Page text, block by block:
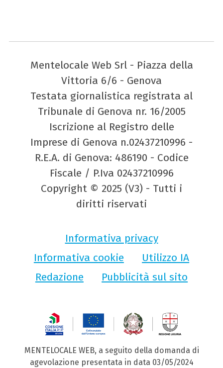
Mentelocale Web Srl - Piazza della
Vittoria 6/6 - Genova
Testata giornalistica registrata al
Tribunale di Genova nr. 16/2005
Iscrizione al Registro delle
Imprese di Genova n.02437210996 -
R.E.A. di Genova: 486190 - Codice
Fiscale / P.Iva 02437210996
Copyright © 2025 (V3) - Tutti i
diritti riservati
Informativa privacy
Informativa cookie
Utilizzo IA
Redazione
Pubblicità sul sito
MENTELOCALE WEB, a seguito della domanda di
agevolazione presentata in data 03/05/2024